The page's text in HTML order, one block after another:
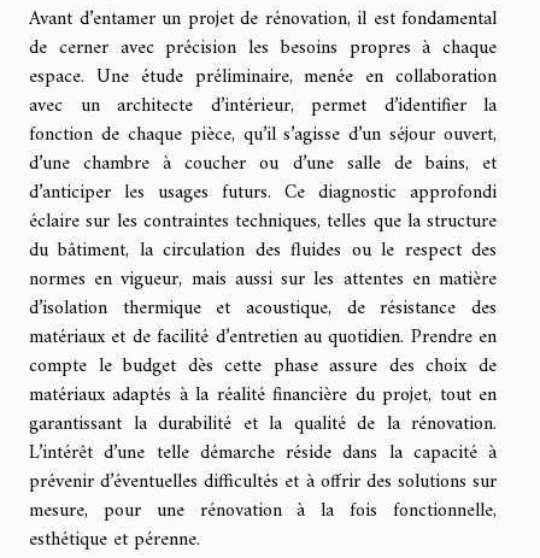
Avant d’entamer un projet de rénovation, il est fondamental
de cerner avec précision les besoins propres à chaque
espace. Une étude préliminaire, menée en collaboration
avec un architecte d’intérieur, permet d’identifier la
fonction de chaque pièce, qu’il s’agisse d’un séjour ouvert,
d’une chambre à coucher ou d’une salle de bains, et
d’anticiper les usages futurs. Ce diagnostic approfondi
éclaire sur les contraintes techniques, telles que la structure
du bâtiment, la circulation des fluides ou le respect des
normes en vigueur, mais aussi sur les attentes en matière
d’isolation thermique et acoustique, de résistance des
matériaux et de facilité d’entretien au quotidien. Prendre en
compte le budget dès cette phase assure des choix de
matériaux adaptés à la réalité financière du projet, tout en
garantissant la durabilité et la qualité de la rénovation.
L’intérêt d’une telle démarche réside dans la capacité à
prévenir d’éventuelles difficultés et à offrir des solutions sur
mesure, pour une rénovation à la fois fonctionnelle,
esthétique et pérenne.